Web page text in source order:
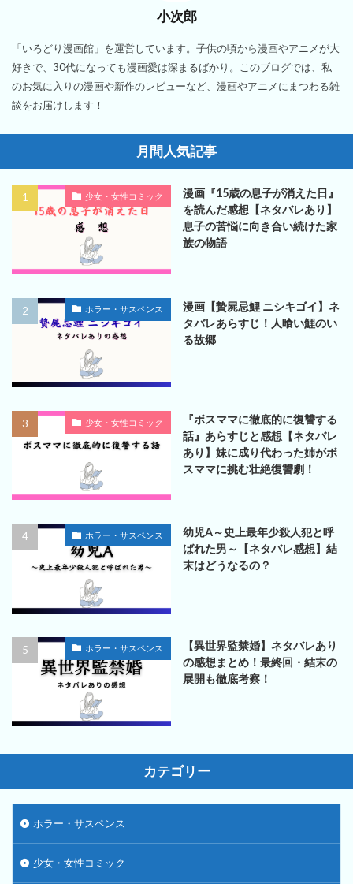
小次郎
「いろどり漫画館」を運営しています。子供の頃から漫画やアニメが大
好きで、30代になっても漫画愛は深まるばかり。このブログでは、私
のお気に入りの漫画や新作のレビューなど、漫画やアニメにまつわる雑
談をお届けします！
月間人気記事
少女・女性コミック
漫画『15歳の息子が消えた日』
を読んだ感想【ネタバレあり】
息子の苦悩に向き合い続けた家
族の物語
ホラー・サスペンス
漫画【贄屍忌鯉 ニシキゴイ】ネ
タバレあらすじ！人喰い鯉のい
る故郷
少女・女性コミック
『ボスママに徹底的に復讐する
話』あらすじと感想【ネタバレ
あり】妹に成り代わった姉がボ
スママに挑む壮絶復讐劇！
ホラー・サスペンス
幼児A～史上最年少殺人犯と呼
ばれた男～【ネタバレ感想】結
末はどうなるの？
ホラー・サスペンス
【異世界監禁婚】ネタバレあり
の感想まとめ！最終回・結末の
展開も徹底考察！
カテゴリー
ホラー・サスペンス
少女・女性コミック